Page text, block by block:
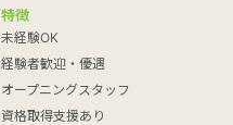
特徴
未経験OK
経験者歓迎・優遇
オープニングスタッフ
資格取得支援あり